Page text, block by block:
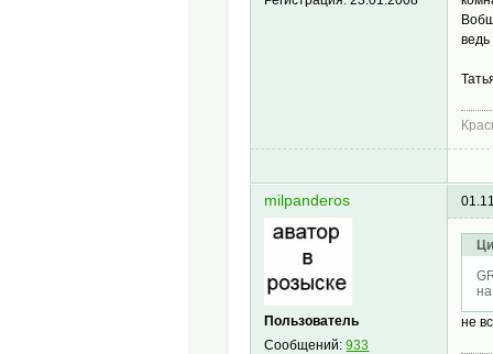
milpanderos
Пользователь
Сообщений:933
не